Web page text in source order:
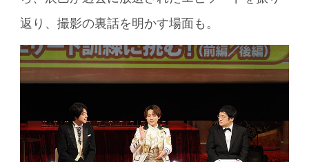
返り、撮影の裏話を明かす場面も。